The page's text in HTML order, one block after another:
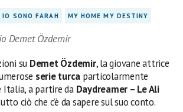
IO SONO FARAH MY HOME MY DESTINY
Demet Özdemir
su Demet Özdemir, la giovane attrice
serie turca particolarmente
Italia, a partire da Daydreamer – Le Ali
ciò che c’è da sapere sul suo conto.